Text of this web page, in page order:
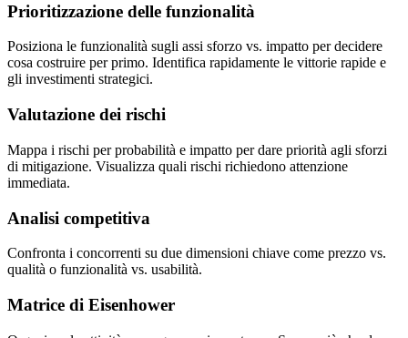
Prioritizzazione delle funzionalità
Posiziona le funzionalità sugli assi sforzo vs. impatto per decidere
cosa costruire per primo. Identifica rapidamente le vittorie rapide e
gli investimenti strategici.
Valutazione dei rischi
Mappa i rischi per probabilità e impatto per dare priorità agli sforzi
di mitigazione. Visualizza quali rischi richiedono attenzione
immediata.
Analisi competitiva
Confronta i concorrenti su due dimensioni chiave come prezzo vs.
qualità o funzionalità vs. usabilità.
Matrice di Eisenhower